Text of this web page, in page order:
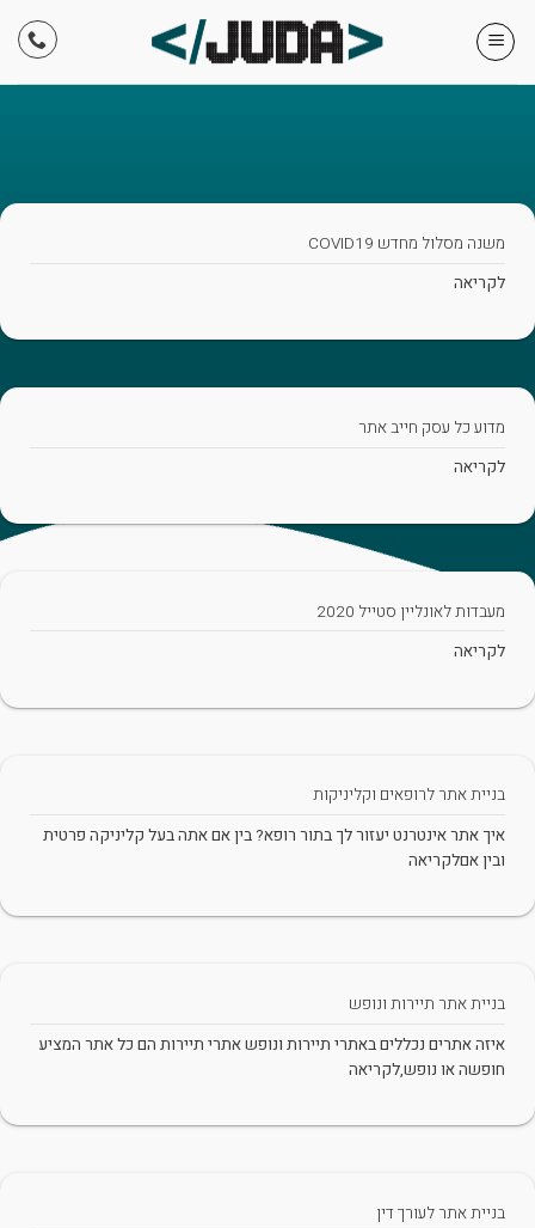
משנה מסלול מחדש COVID19
לקריאה
מדוע כל עסק חייב אתר
לקריאה
מעבדות לאונליין סטייל 2020
לקריאה
בניית אתר לרופאים וקליניקות
איך אתר אינטרנט יעזור לך בתור רופא? בין אם אתה בעל קליניקה פרטית
ובין אםלקריאה
בניית אתר תיירות ונופש
איזה אתרים נכללים באתרי תיירות ונופש אתרי תיירות הם כל אתר המציע
חופשה או נופש,לקריאה
בניית אתר לעורך דין